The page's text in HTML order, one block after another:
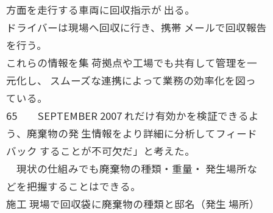
方面を走行する車両に回収指示が 出る。
ドライバーは現場へ回収に行き、携帯 メールで回収報告
を行う。
これらの情報を集 荷拠点や工場でも共有して管理を一
元化し、 スムーズな連携によって業務の効率化を図っ
ている。
65 SEPTEMBER 2007 れだけ有効かを検証できるよ
う、廃棄物の発 生情報をより詳細に分析してフィード
バック することが不可欠だ」と考えた。
現状の仕組みでも廃棄物の種類・重量・ 発生場所な
どを把握することはできる。
施工 現場で回収袋に廃棄物の種類と邸名（発生 場所）